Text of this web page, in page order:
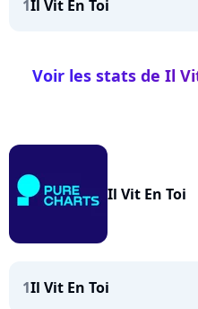
1Il Vit En Toi
Voir les stats de Il
Il Vit En Toi
1Il Vit En Toi